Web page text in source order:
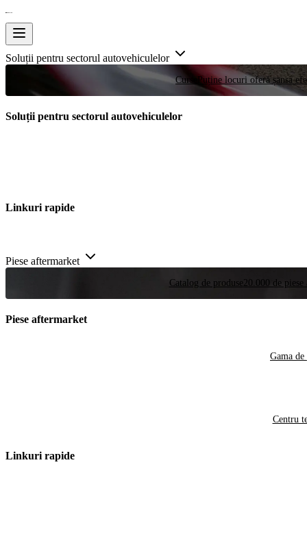
Soluții pentru sectorul autovehiculelor
Curse Puține locuri oferă șansa
Soluții pentru sectorul autovehiculelor
Linkuri rapide
Piese aftermarket
Catalog de produse 20.000 de
Piese aftermarket
Gama de
Centru
Linkuri rapide